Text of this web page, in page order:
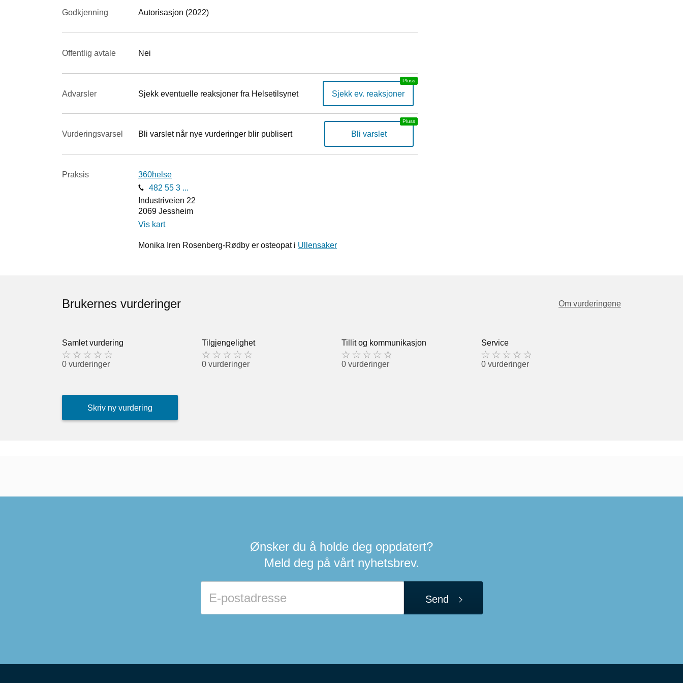
Godkjenning Autorisasjon (2022)
Offentlig avtale Nei
Advarsler Sjekk eventuelle reaksjoner fra Helsetilsynet Sjekk ev. reaksjoner
Vurderings­varsel Bli varslet når nye vurderinger blir publisert Bli varslet
Praksis
360helse
482 55 3 ...
Industriveien 22
2069 Jessheim
Vis kart
Monika Iren Rosenberg-Rødby er osteopat i Ullensaker
Brukernes vurderinger Om vurderingene
Samlet vurdering
0 vurderinger
Tilgjengelighet
0 vurderinger
Tillit og kommunikasjon
0 vurderinger
Service
0 vurderinger
Skriv ny vurdering
Ønsker du å holde deg oppdatert?
Meld deg på vårt nyhetsbrev.
Send